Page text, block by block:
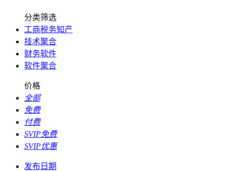
分类筛选
工商税务知产
技术聚合
财务软件
软件聚合
价格
全部
免费
付费
SVIP免费
SVIP优惠
发布日期